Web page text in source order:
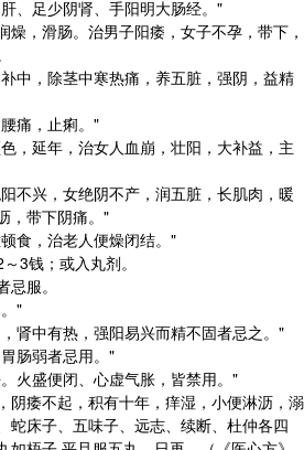
、足少阴肾、手阳明大肠经。"
燥，滑肠。治男子阳痿，女子不孕，带下，
中，除茎中寒热痛，养五脏，强阴，益精
痛，止痢。"
，延年，治女人血崩，壮阳，大补益，主
不兴，女绝阴不产，润五脏，长肌肉，暖
，带下阴痛。"
食，治老人便燥闭结。"
3钱；或入丸剂。
忌服。
"
肾中有热，强阳易兴而精不固者忌之。"
肠弱者忌用。"
火盛便闭、心虚气胀，皆禁用。"
阴痿不起，积有十年，痒湿，小便淋沥，溺
蛇床子、五味子、远志、续断、杜仲各四